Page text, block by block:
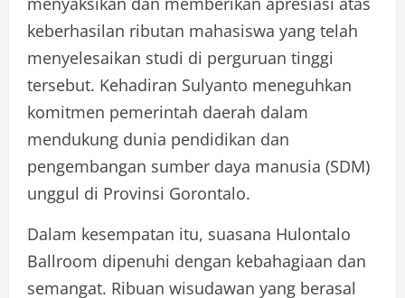
keberhasilan ributan mahasiswa yang telah
menyelesaikan studi di perguruan tinggi
tersebut. Kehadiran Sulyanto meneguhkan
komitmen pemerintah daerah dalam
mendukung dunia pendidikan dan
pengembangan sumber daya manusia (SDM)
unggul di Provinsi Gorontalo.
Dalam kesempatan itu, suasana Hulontalo
Ballroom dipenuhi dengan kebahagiaan dan
semangat. Ribuan wisudawan yang berasal